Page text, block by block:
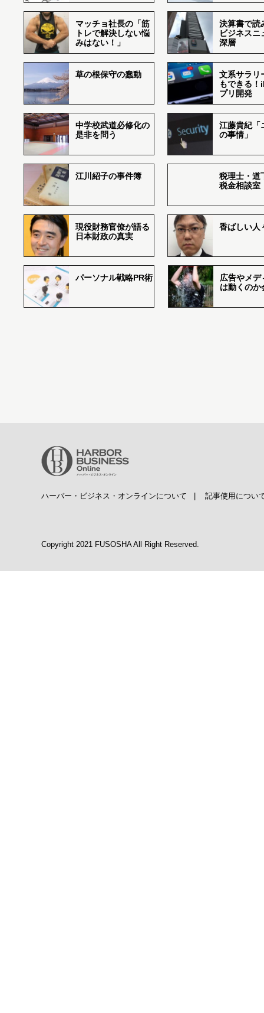
マッチョ社長の「筋
トレで解決しない悩
みはない！」
決算書で読
ビジネスニ
深層
草の根保守の蠢動
文系サラリ
もできる
プリ開発
中学校武道必修化の
是非を問う
江藤貴紀「
の事情」
江川紹子の事件簿
税理士・道
税金相談室
現役財務官僚が語る
日本財政の真実
香ばしい
パーソナル戦略PR術
広告やメデ
は動くのか
ハーバー・ビジネス・オンラインについて 記事使用につい
Copyright 2021 FUSOSHA All Right Reserved.